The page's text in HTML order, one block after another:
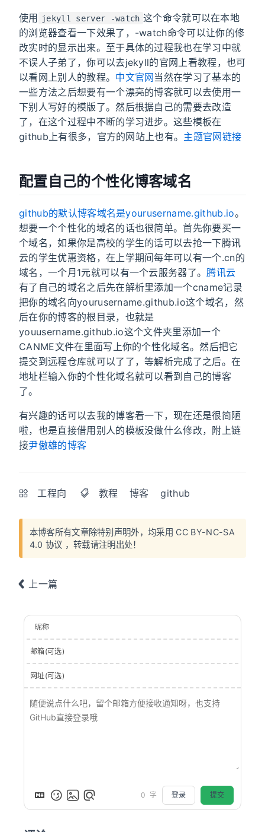
使用 jekyll server -watch 这个命令就可以在本地
的浏览器查看一下效果了，-watch命令可以让你的修
改实时的显示出来。至于具体的过程我也在学习中就
不误人子弟了，你可以去jekyll的官网上看教程，也可
以看网上别人的教程。 中文官网当然在学习了基本的
一些方法之后想要有一个漂亮的博客就可以去使用一
下别人写好的模版了。然后根据自己的需要去改造
了，在这个过程中不断的学习进步。这些模板在
github上有很多，官方的网站上也有。 主题官网链接
配置自己的个性化博客域名
github的默认博客域名是yourusername.github.io。
想要一个个性化的域名的话也很简单。首先你要买一
个域名，如果你是高校的学生的话可以去抢一下腾讯
云的学生优惠资格，在上学期间每年可以有一个.cn的
域名，一个月1元就可以有一个云服务器了。 腾讯云
有了自己的域名之后先在解析里添加一个cname记录
把你的域名向yourusername.github.io这个域名，然
后在你的博客的根目录，也就是
youusername.github.io这个文件夹里添加一个
CANME文件在里面写上你的个性化域名。然后把它
提交到远程仓库就可以了了，等解析完成了之后。在
地址栏输入你的个性化域名就可以看到自己的博客
了。
有兴趣的话可以去我的博客看一下，现在还是很简陋
啦，也是直接借用别人的模板没做什么修改，附上链
接尹傲雄的博客
工程向 教程 博客 github
本博客所有文章除特别声明外，均采用 CC BY-NC-SA
4.0 协议 ，转载请注明出处！
上一篇
昵称
邮箱(可选)
网址(可选)
0 字 登录 提交